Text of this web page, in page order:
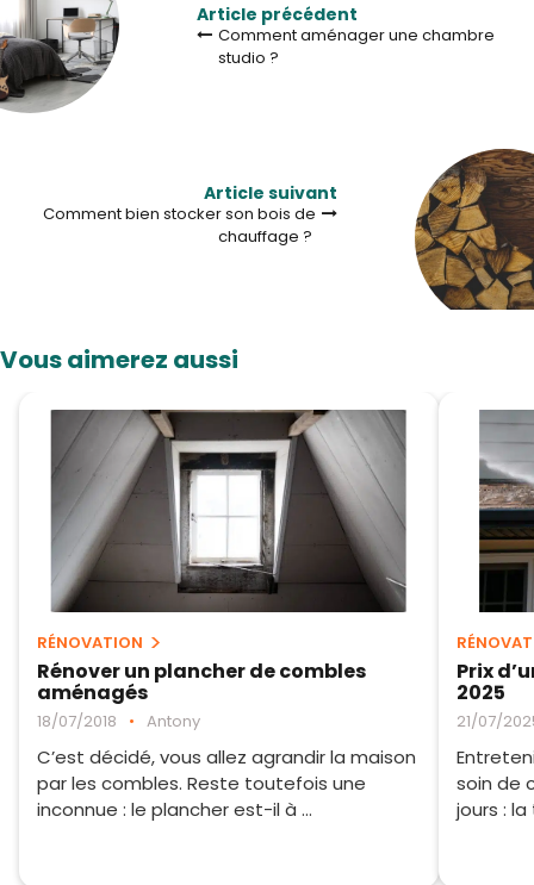
Article précédent
Comment aménager une chambre
studio ?
Article suivant
Comment bien stocker son bois de
chauffage ?
Vous aimerez aussi
RÉNOVATION
Rénover un plancher de combles
aménagés
18/07/2018 • Antony
C’est décidé, vous allez agrandir la maison
par les combles. Reste toutefois une
inconnue : le plancher est-il à ...
Prix
2025
21/07/
soin de
jours :